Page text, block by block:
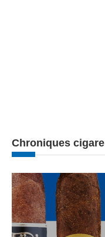
Chroniques cigare